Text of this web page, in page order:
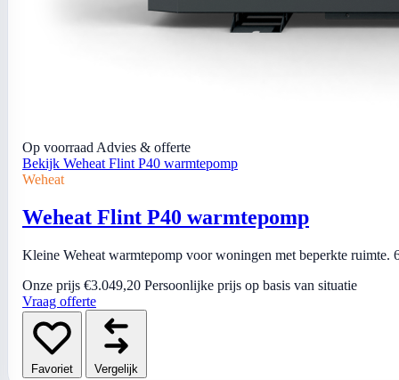
Op voorraad Advies & offerte
Bekijk Weheat Flint P40 warmtepomp
Weheat
Weheat Flint P40 warmtepomp
Kleine Weheat warmtepomp voor woningen met beperkte
Onze prijs €3.049,20 Persoonlijke prijs op basis van situatie
Vraag offerte
Favoriet Vergelijk